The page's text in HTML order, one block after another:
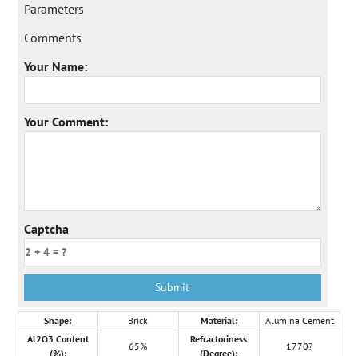
Parameters
Comments
Your Name:
Your Comment:
Captcha
Shape: Brick Material:
Alumina Cement
Al2O3 Content
(%):
65%
Refractoriness
(Degree):
1770?